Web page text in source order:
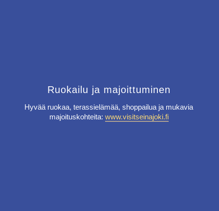
Ruokailu ja majoittuminen
Hyvää ruokaa, terassielämää, shoppailua ja mukavia
majoituskohteita: www.visitseinajoki.fi